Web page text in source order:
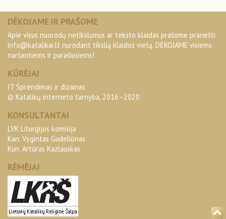
DĖKOJAME IR PRAŠOME
Apie visus nuorodų netikslumus ar teksto klaidas prašome pranešti
info@katalikai.lt nurodant tikslią klaidos vietą. DĖKOJAME visiems
naršantiems ir parašiusiems!
KŪRĖJAI
IT Sprendimas ir dizainas
© Katalikų interneto tarnyba, 2016–2020
KONSULTANTAI
LVK Liturgijos komisija
Kan. Vygintas Gudeliūnas
Kun. Artūras Kazlauskas
RĖMĖJAI